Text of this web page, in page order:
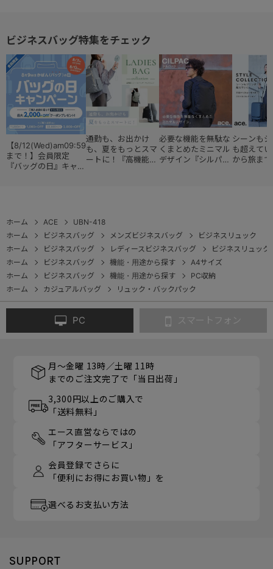
----------------------
ビジネスバッグ特集をチェック
【8/12(Wed)am09:59
まで！】会員限定
『バッグの日』キャン
通勤も、お出かけ
も、夏をもっとスマ
ートに！『高機能レ
必要な機能を無駄な
くまとめたミニマル
デザイン『シルパッ
シーンも
も超えて
から旅ま
ホーム ACE
UBN-418
ホーム
ビジネスバッグ メンズビジネスバッグ
ビジネスリュック
ホーム
ビジネスバッグ レディースビジネスバッグ
ビジネスリュック
ホーム
ビジネスバッグ 機能・用途から探す
A4サイズ
ホーム
ビジネスバッグ 機能・用途から探す
PC収納
ホーム
カジュアルバッグ リュック・バックパック
PC スマートフォン
月～金曜 13時／土曜 11時
までのご注文完了で「当日出荷」
3,300円以上のご購入で
「送料無料」
エース直営ならではの
「アフターサービス」
会員登録でさらに
「便利にお得にお買い物」を
選べるお支払い方法
SUPPORT